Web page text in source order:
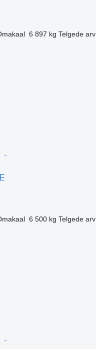
6 897 kg Telgede arv
6 500 kg Telgede arv